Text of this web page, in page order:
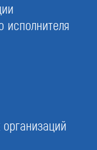
исполнителя